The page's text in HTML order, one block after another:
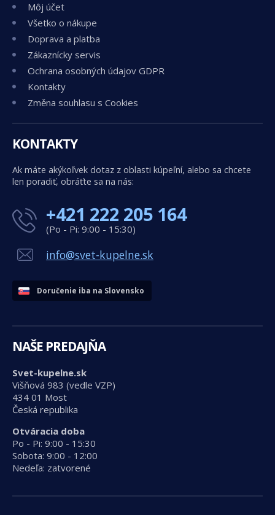
Môj účet
Všetko o nákupe
Doprava a platba
Zákaznícky servis
Ochrana osobných údajov GDPR
Kontakty
Změna souhlasu s Cookies
KONTAKTY
Ak máte akýkoľvek dotaz z oblasti kúpeľní, alebo sa chcete
len poradiť, obráťte sa na nás:
+421 222 205 164
(Po - Pi: 9:00 - 15:30)
info@svet-kupelne.sk
Doručenie iba na Slovensko
NAŠE PREDAJŇA
Svet-kupelne.sk
Višňová 983 (vedle VZP)
434 01 Most
Česká republika
Otváracia doba
Po - Pi: 9:00 - 15:30
Sobota: 9:00 - 12:00
Nedeľa: zatvorené